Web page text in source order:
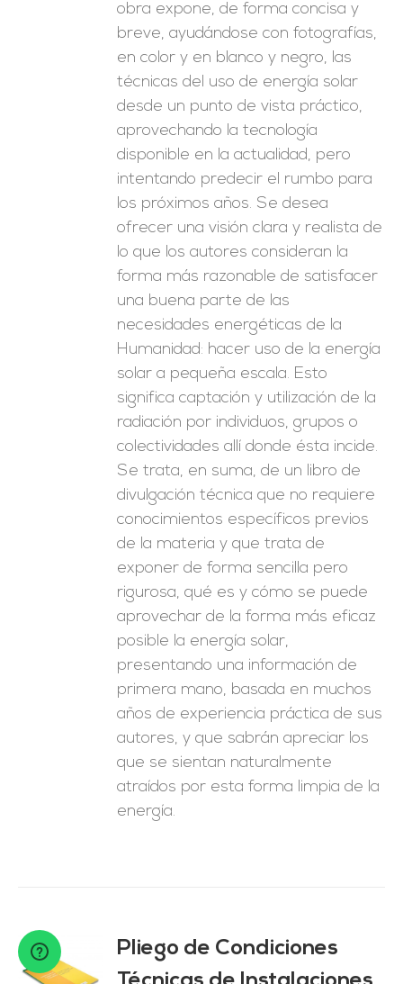
obra expone, de forma concisa y
breve, ayudándose con fotografías,
en color y en blanco y negro, las
técnicas del uso de energía solar
desde un punto de vista práctico,
aprovechando la tecnología
disponible en la actualidad, pero
intentando predecir el rumbo para
los próximos años. Se desea
ofrecer una visión clara y realista de
lo que los autores consideran la
forma más razonable de satisfacer
una buena parte de las
necesidades energéticas de la
Humanidad: hacer uso de la energía
solar a pequeña escala. Esto
significa captación y utilización de la
radiación por individuos, grupos o
colectividades allí donde ésta incide.
Se trata, en suma, de un libro de
divulgación técnica que no requiere
conocimientos específicos previos
de la materia y que trata de
exponer de forma sencilla pero
rigurosa, qué es y cómo se puede
aprovechar de la forma más eficaz
posible la energía solar,
presentando una información de
primera mano, basada en muchos
años de experiencia práctica de sus
autores, y que sabrán apreciar los
que se sientan naturalmente
atraídos por esta forma limpia de la
energía.
Pliego de Condiciones